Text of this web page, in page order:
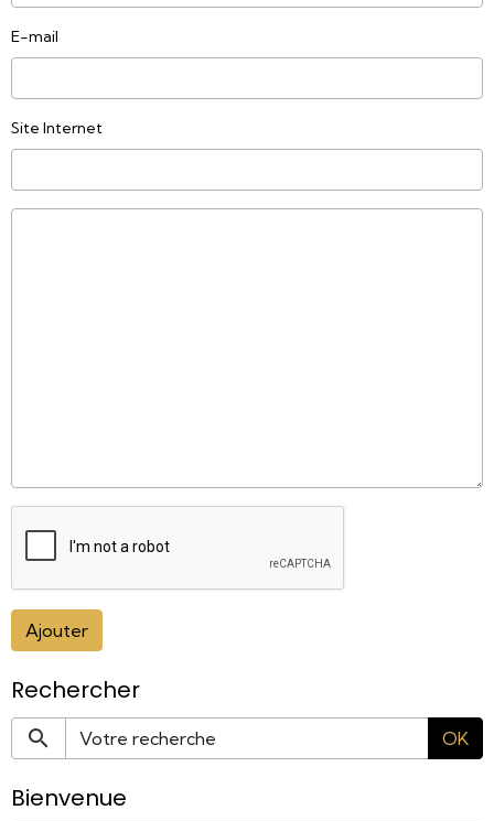
E-mail
Site Internet
Ajouter
Rechercher
OK
Bienvenue